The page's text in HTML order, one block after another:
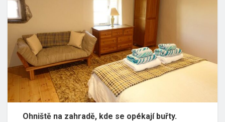
Ohniště na zahradě, kde se opékají buřty.